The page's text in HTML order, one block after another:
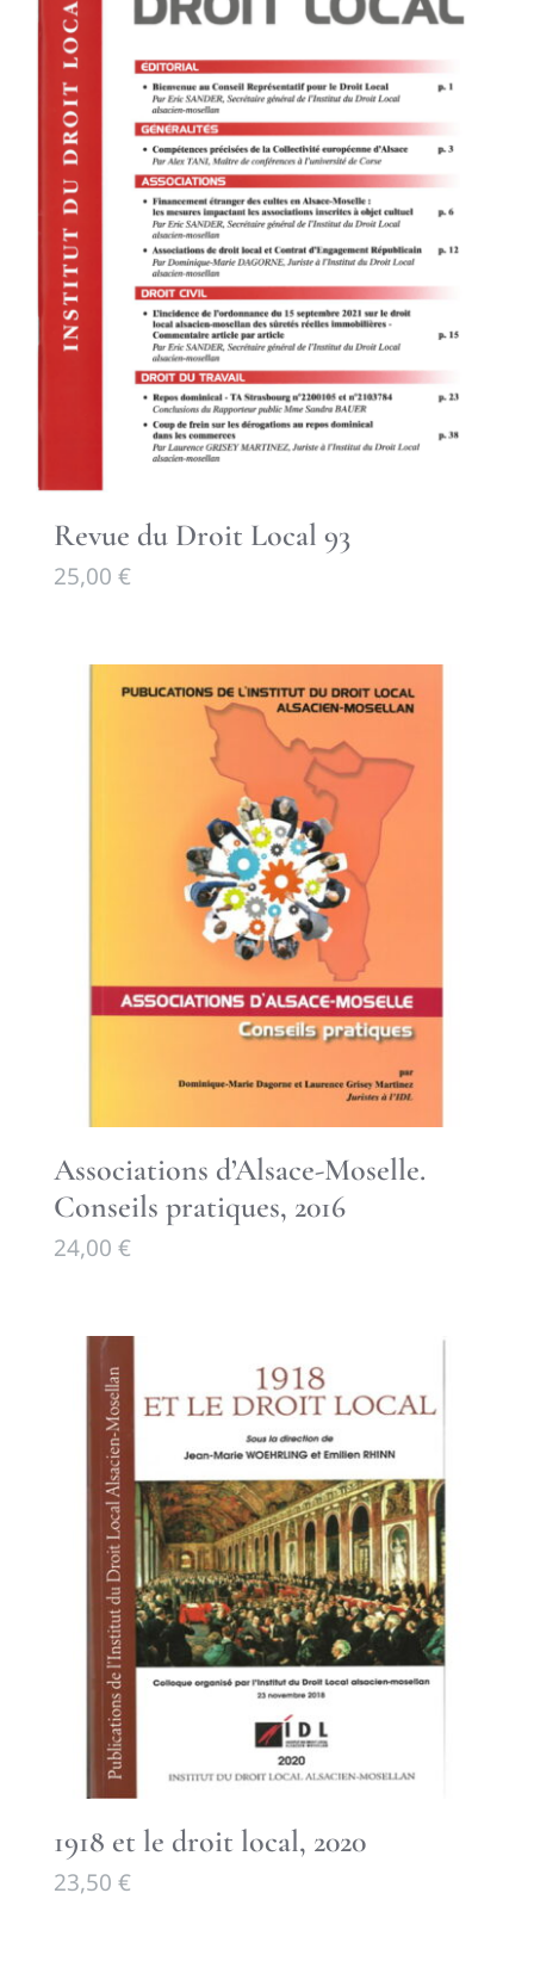
Revue du Droit Local 93
25,00 €
Associations d’Alsace-Moselle.
Conseils pratiques, 2016
24,00 €
1918 et le droit local, 2020
23,50 €